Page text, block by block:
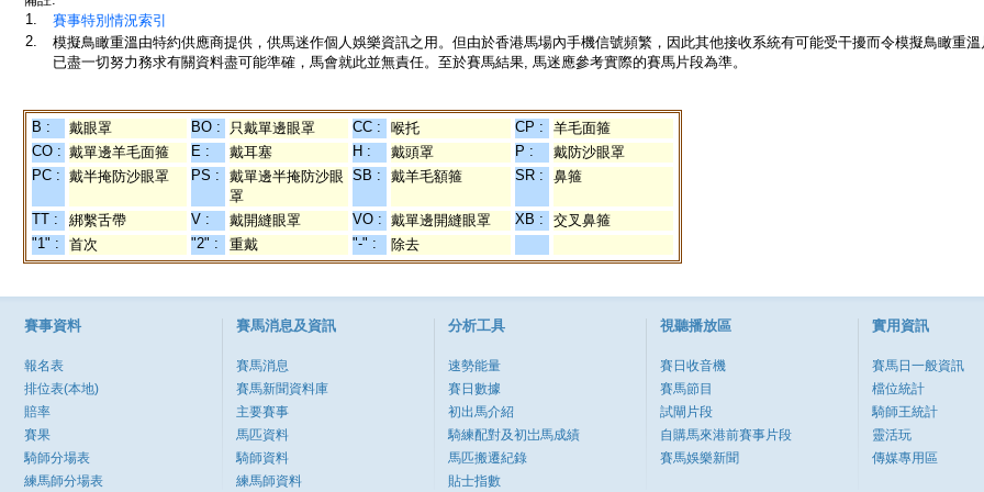
1.
賽事特別情況索引
2.
模擬鳥瞰重溫由特約供應商提供，供馬迷作個人娛樂資訊之用。但由於香港馬場內手機信號頻繁，因此其他接收系統有可能受干擾而令模擬鳥瞰重
已盡一切努力務求有關資料盡可能準確，馬會就此並無責任。至於賽馬結果, 馬迷應參考實際的賽馬片段為準。
B : 戴眼罩 BO : 只戴單邊眼罩 CC : 喉托 CP :
羊毛面箍
CO : 戴單邊羊毛面箍 E : 戴耳塞 H : 戴頭罩 P :
戴防沙眼罩
PC : 戴半掩防沙眼罩 PS :
戴單邊半掩防沙眼
罩
SB : 戴羊毛額箍 SR : 鼻箍
TT : 綁繫舌帶 V : 戴開縫眼罩 VO : 戴單邊開縫眼罩 XB :
交叉鼻箍
"1" :
首次 "2" : 重戴 "-" : 除去
賽事資料
報名表
排位表(本地)
賠率
賽果
騎師分場表
練馬師分場表
賽馬消息及資訊
賽馬消息
賽馬新聞資料庫
主要賽事
馬匹資料
騎師資料
練馬師資料
分析工具
速勢能量
賽日數據
初出馬介紹
騎練配對及初岀馬成績
馬匹搬遷紀錄
貼士指數
視聽播放區
賽日收音機
賽馬節目
試閘片段
自購馬來港前賽事片段
賽馬娛樂新聞
實用資訊
賽馬日一般資訊
檔位統計
騎師王統計
靈活玩
傳媒專用區